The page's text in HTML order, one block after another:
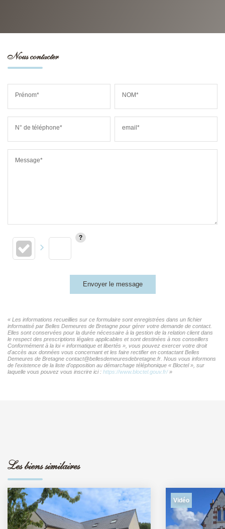
Nous contacter
Prénom* NOM*
N° de téléphone* email*
Message*
Envoyer le message
« Les informations recueillies sur ce formulaire sont enregistrées dans un fichier
informatisé par Belles Demeures de Bretagne pour gérer votre demande de contact.
Elles sont conservées pour la durée nécessaire à la gestion de la relation client dans
le respect des prescriptions légales applicables et sont destinées à nos conseillers
Conformément à la loi « informatique et libertés », vous pouvez exercer votre droit
d'accès aux données vous concernant et les faire rectifier en contactant Belles
Demeures de Bretagne contact@bellesdemeuresdebretagne.fr. Nous vous informons
de l'existence de la liste d'opposition au démarchage téléphonique « Bloctel », sur
laquelle vous pouvez vous inscrire ici : https://www.bloctel.gouv.fr/»
Les biens similaires
Vidéo